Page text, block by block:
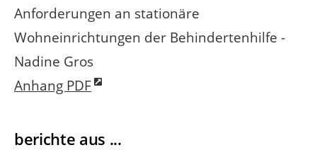
Anforderungen an stationäre
Wohneinrichtungen der Behindertenhilfe -
Nadine Gros
Anhang PDF
berichte aus ...